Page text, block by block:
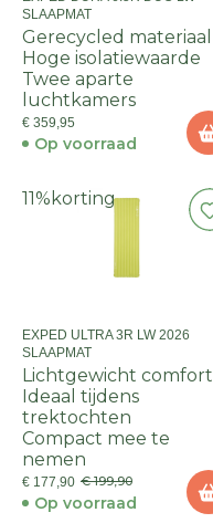
SLAAPMAT
Gerecycled materiaal
Hoge isolatiewaarde
Twee aparte
luchtkamers
€ 359,95
Op voorraad
11% korting
EXPED ULTRA 3R LW 2026
SLAAPMAT
Lichtgewicht comfort
Ideaal tijdens
trektochten
Compact mee te
nemen
€ 177,90 € 199,90
Op voorraad